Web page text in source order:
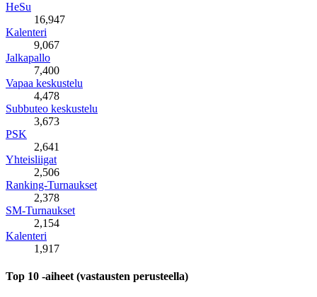
HeSu
16,947
Kalenteri
9,067
Jalkapallo
7,400
Vapaa keskustelu
4,478
Subbuteo keskustelu
3,673
PSK
2,641
Yhteisliigat
2,506
Ranking-Turnaukset
2,378
SM-Turnaukset
2,154
Kalenteri
1,917
Top 10 -aiheet (vastausten perusteella)